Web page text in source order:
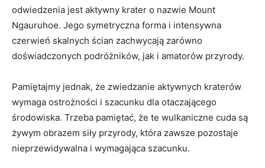
odwiedzenia jest aktywny krater o nazwie Mount⁣
Ngauruhoe. Jego symetryczna forma i intensywna
czerwień skalnych ścian zachwycają zarówno
doświadczonych podróżników, jak i amatorów przyrody.
Pamiętajmy jednak, że zwiedzanie aktywnych kraterów
wymaga ostrożności i szacunku dla otaczającego
środowiska. Trzeba pamiętać, że te wulkaniczne cuda są
‍żywym obrazem siły przyrody, która zawsze ​pozostaje
nieprzewidywalna i wymagająca szacunku.